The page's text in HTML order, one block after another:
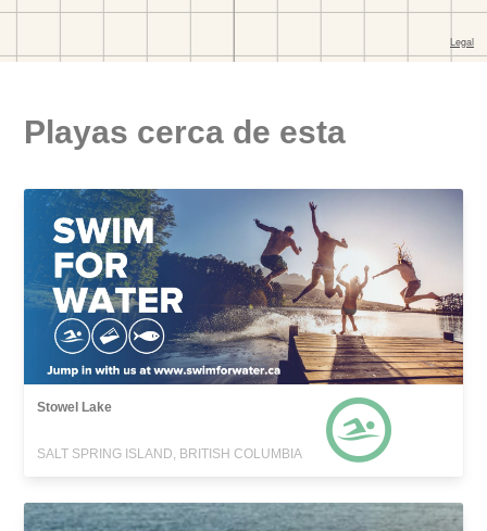
Playas cerca de esta
Stowel Lake
SALT SPRING ISLAND, BRITISH COLUMBIA